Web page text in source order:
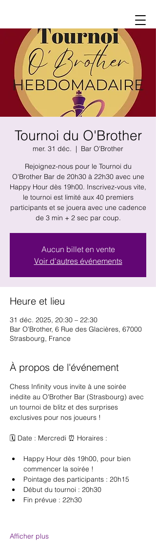
Tournoi du O'Brother
mer. 31 déc.
  |
Bar O'Brother
Rejoignez-nous pour le Tournoi du
O'Brother Bar de 20h30 à 22h30 avec une
Happy Hour dès 19h00. Inscrivez-vous vite,
le tournoi est limité aux 40 premiers
participants et se jouera avec une cadence
de 3 min + 2 sec par coup.
Aucun billet en vente
Voir d'autres événements
Heure et lieu
31 déc. 2025, 20:30 – 22:30
Bar O'Brother, 6 Rue des Glacières, 67000
Strasbourg, France
À propos de l'événement
Chess Infinity vous invite à une soirée
inédite au O'Brother Bar (Strasbourg) avec
un tournoi de blitz et des surprises
exclusives pour nos joueurs !
🗓️ Date : Mercredi ⏰ Horaires :
Happy Hour dès 19h00, pour bien
commencer la soirée !
Pointage des participants : 20h15
Début du tournoi : 20h30
Fin prévue : 22h30
Afficher plus